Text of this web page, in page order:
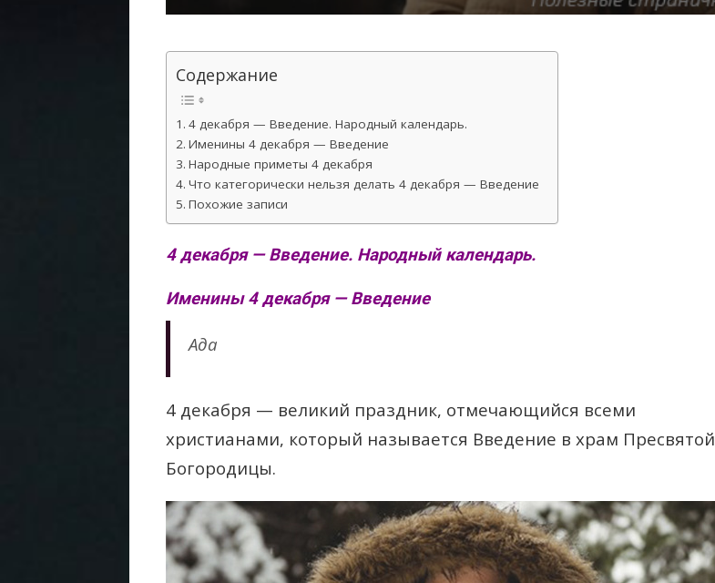
Содержание
4 декабря — Введение. Народный календарь.
Именины 4 декабря — Введение
Народные приметы 4 декабря
Что категорически нельзя делать 4 декабря — Введение
Похожие записи
4 декабря — Введение. Народный календарь.
Именины 4 декабря — Введение
Ада
4 декабря — великий праздник, отмечающийся всеми
христианами, который называется Введение в храм Пресвятой
Богородицы.